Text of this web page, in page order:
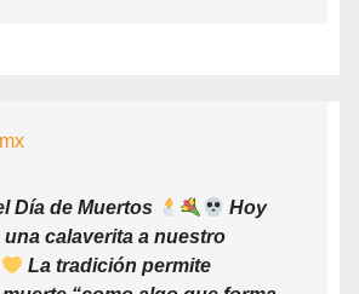
Día de Muertos
Hoy
calaverita a nuestro
La tradición permite